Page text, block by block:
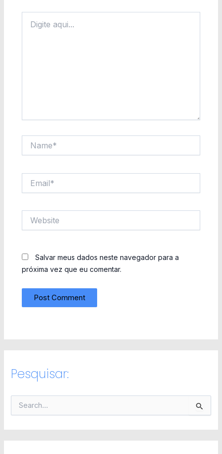
aqui...
Salvar meus dados neste navegador para a
próxima vez que eu comentar.
Pesquisar: